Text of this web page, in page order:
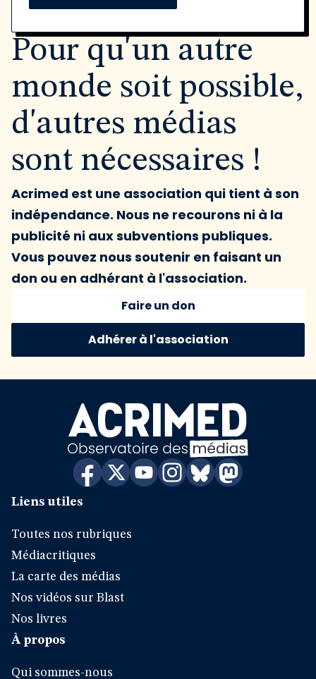
Pour qu'un autre
monde soit possible,
d'autres médias
sont nécessaires !
Acrimed est une association qui tient à son
indépendance. Nous ne recourons ni à la
publicité ni aux subventions publiques.
Vous pouvez nous soutenir en faisant un
don ou en adhérant à l'association.
Faire un don
Adhérer à l'association
Liens utiles
Toutes nos rubriques
Médiacritiques
La carte des médias
Nos vidéos sur Blast
Nos livres
À propos
Qui sommes-nous